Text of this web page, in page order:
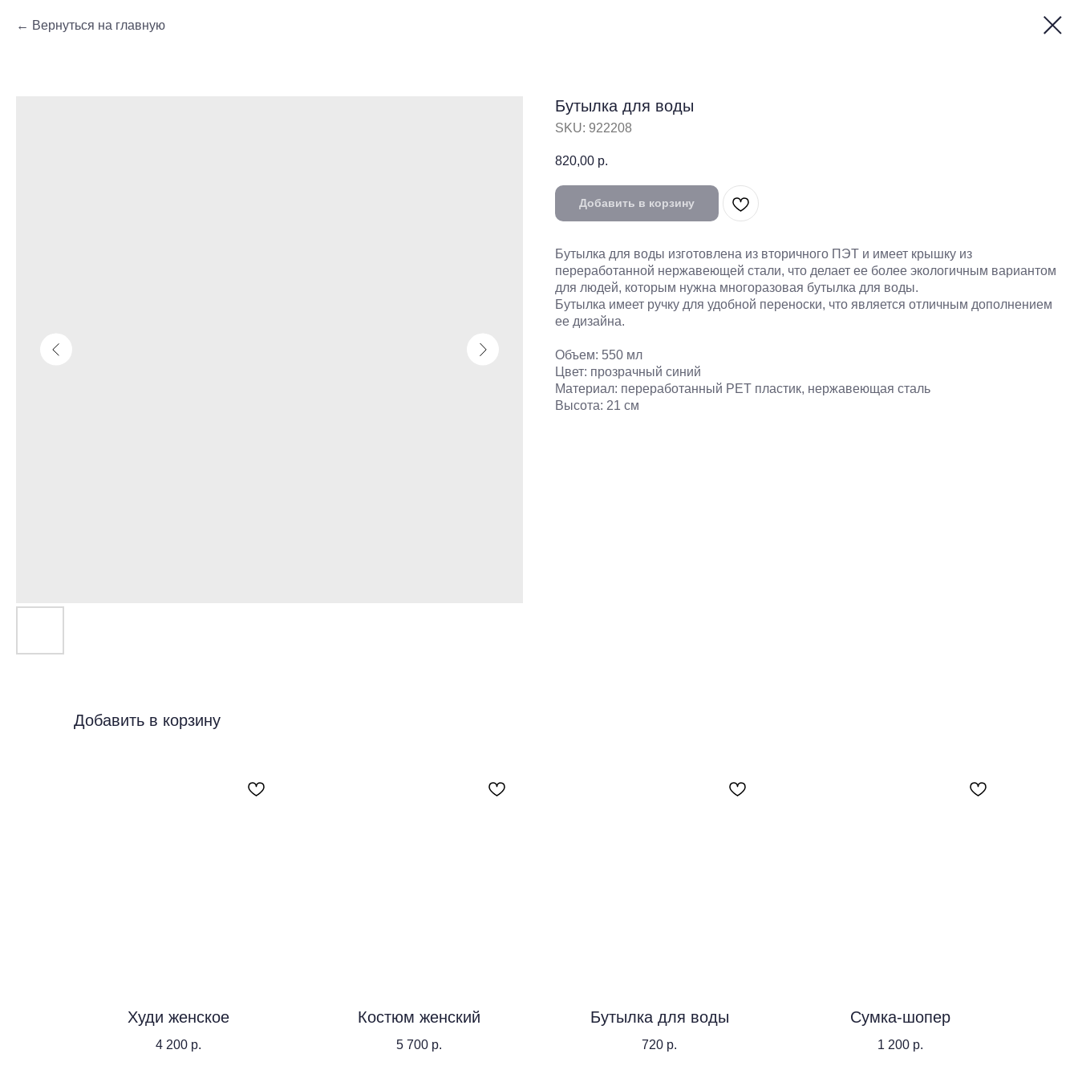
Вернуться на главную
Бутылка для воды
SKU: 922208
820,00 р.
Добавить в корзину
Бутылка для воды изготовлена из вторичного ПЭТ и имеет крышку из
переработанной нержавеющей стали, что делает ее более экологичным вариантом
для людей, которым нужна многоразовая бутылка для воды.
Бутылка имеет ручку для удобной переноски, что является отличным дополнением
ее дизайна.
Объем: 550 мл
Цвет: прозрачный синий
Материал: переработанный PET пластик, нержавеющая сталь
Высота: 21 см
Добавить в корзину
Худи женское
4 200 р.
Костюм женский
5 700 р.
Бутылка для воды
720 р.
Сумка-шопер
1 200 р.